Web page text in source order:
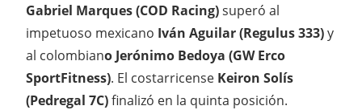
Gabriel Marques (COD Racing)superó al
impetuoso mexicano Iván Aguilar (Regulus 333)y
al colombiano Jerónimo Bedoya (GW Erco
SportFitness). El costarricense Keiron Solís
(Pedregal 7C)finalizó en la quinta posición.